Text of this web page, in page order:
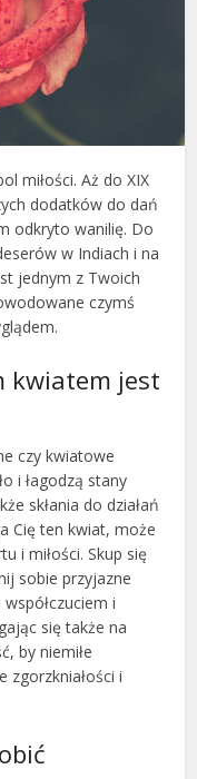
miłości. Aż do XIX
dodatków do dań
odkryto wanilię. Do
w Indiach i na
jednym z Twoich
czymś
kwiatem jest
czy kwiatowe
i łagodzą stany
skłania do działań
Cię ten kwiat, może
i miłości. Skup się
sobie przyjazne
i
się także na
by niemiłe
zgorzkniałości i